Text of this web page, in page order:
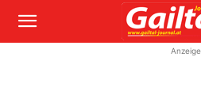
Anzeige